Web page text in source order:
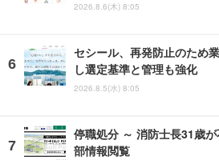
2026.8.6(木) 8:05
セシール、再発防止のため
し選定基準と管理も強化
2026.8.5(水) 8:05
停職処分 ～ 消防士長31歳
部情報閲覧